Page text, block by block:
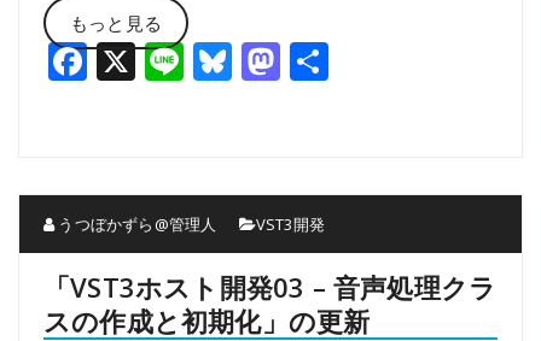
もっと見る
Facebook
X LineBluesky
Mastodon
うつぼかずら@管理人 VST3開発
「VST3ホスト開発03 – 音声処理クラ
スの作成と初期化」の更新